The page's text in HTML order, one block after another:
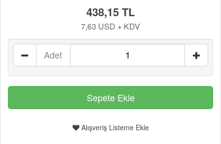
438,15 TL
7,63 USD + KDV
Adet
Alışveriş Listeme Ekle